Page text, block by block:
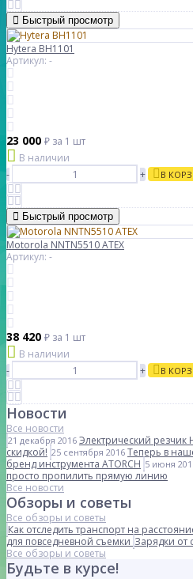
Быстрый просмотр
Hytera BH1101
Артикул: -
23 000 ₽ за 1 шт
В наличии
-
+ В
Быстрый просмотр
Motorola NNTN5510 ATEX
Артикул: -
38 420 ₽ за 1 шт
В наличии
-
+ В
Новости
Все новости
21 декабря 2016 Электрический резчик
скидкой! 25 сентября 2016 Теперь в
бренд инструмента ATORCH 5 июня
просто пропилить прямую линию
Все новости
Обзоры и советы
Все обзоры и советы
Как отследить транспорт на
для повседневной съемки Зарядки от
Все обзоры и советы
Будьте в курсе!